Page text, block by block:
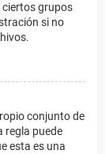
ciertos grupos
si no
conjunto de
regla puede
esta es una